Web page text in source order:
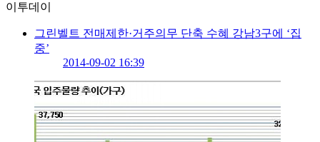
이투데이
그린벨트 전매제한·거주의무 단축 수혜 강남3구에 ‘집
중’
2014-09-02 16:39